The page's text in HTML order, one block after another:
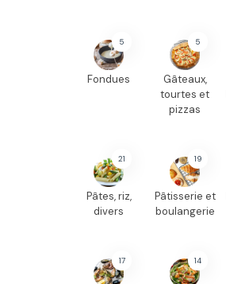
5
Fondues
5
Gâteaux,
tourtes et
pizzas
21
Pâtes, riz,
divers
19
Pâtisserie et
boulangerie
17 14